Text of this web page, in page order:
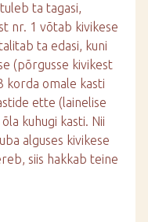
ta tagasi,
nr. 1 võtab kivikese
ta edasi, kuni
(põrgusse kivikest
korda omale kasti
ette (lainelise
kuhugi kasti. Nii
alguses kivikese
siis hakkab teine